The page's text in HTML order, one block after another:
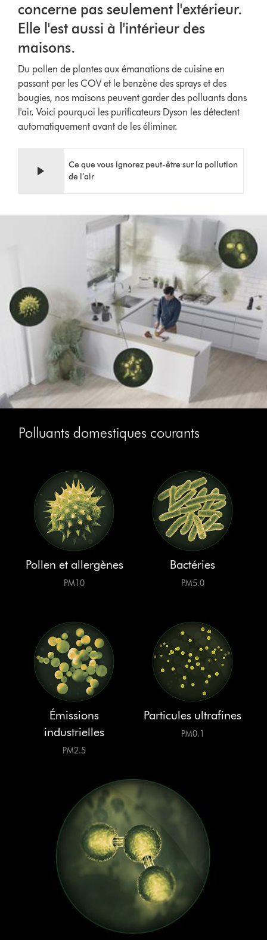
concerne pas seulement l'extérieur.
Elle l'est aussi à l'intérieur des
maisons.
Du pollen de plantes aux émanations de cuisine en
passant par les COV et le benzène des sprays et des
bougies, nos maisons peuvent garder des polluants dans
l'air. Voici pourquoi les purificateurs Dyson les détectent
automatiquement avant de les éliminer.
Ce que vous ignorez peut-être sur la pollution
de l’air
Polluants domestiques courants
Pollen et allergènes
PM10
Bactéries
PM5.0
Émissions
industrielles
PM2.5
Particules ultrafines
PM0.1